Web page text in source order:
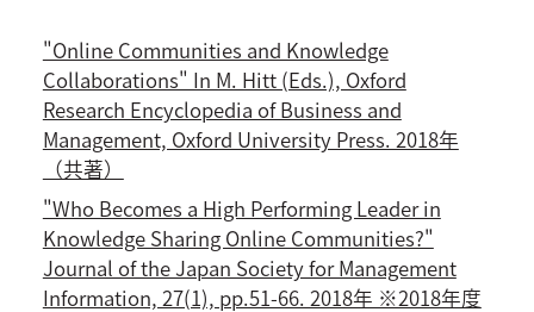
"Online Communities and Knowledge
Collaborations" In M. Hitt (Eds.), Oxford
Research Encyclopedia of Business and
Management, Oxford University Press. 2018年
（共著）
"Who Becomes a High Performing Leader in
Knowledge Sharing Online Communities?"
Journal of the Japan Society for Management
Information, 27(1), pp.51-66. 2018年 ※2018年度